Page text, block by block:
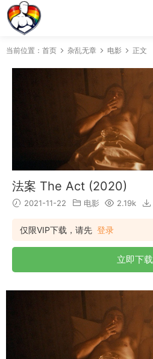
当前位置： 首页 杂乱无章 电影 正文
法案 The Act (2020)
2021-11-22 电影 2.19k
仅限VIP下载，请先 登录
立即下载